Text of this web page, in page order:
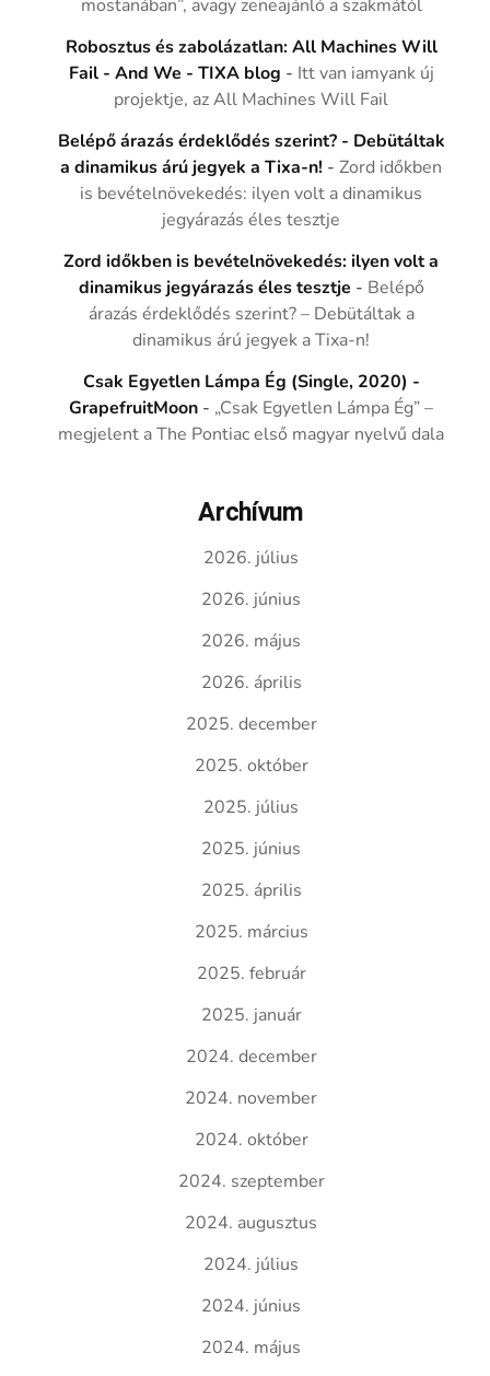
mostanában”, avagy zeneajánló a szakmától
Robosztus és zabolázatlan: All Machines Will
Fail - And We - TIXA blog - Itt van iamyank új
projektje, az All Machines Will Fail
Belépő árazás érdeklődés szerint? - Debütáltak
a dinamikus árú jegyek a Tixa-n! -Zord időkben
is bevételnövekedés: ilyen volt a dinamikus
jegyárazás éles tesztje
Zord időkben is bevételnövekedés: ilyen volt a
dinamikus jegyárazás éles tesztje - Belépő
árazás érdeklődés szerint? – Debütáltak a
dinamikus árú jegyek a Tixa-n!
Csak Egyetlen Lámpa Ég (Single, 2020) -
GrapefruitMoon - „Csak Egyetlen Lámpa Ég” –
megjelent a The Pontiac első magyar nyelvű dala
Archívum
2026. július
2026. június
2026. május
2026. április
2025. december
2025. október
2025. július
2025. június
2025. április
2025. március
2025. február
2025. január
2024. december
2024. november
2024. október
2024. szeptember
2024. augusztus
2024. július
2024. június
2024. május